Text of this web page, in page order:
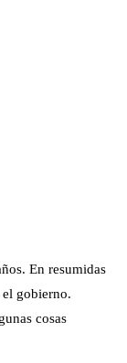
En resumidas
gobierno.
cosas